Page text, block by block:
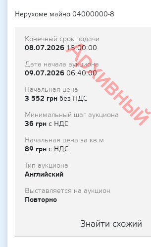
Нерухоме майно 04000000-8
Архивный
Конечный срок подачи
08.07.202615:00:00
Дата начала аукциона
09.07.2026 06:40:00
Начальная цена
3 552 грн без НДС
Минимальный шаг аукциона
36 грн с НДС
Начальная цена за кв.м
89 грн с НДС
Тип аукциона
Английский
Выставляется на аукцион
Повторно
Знайти схожий